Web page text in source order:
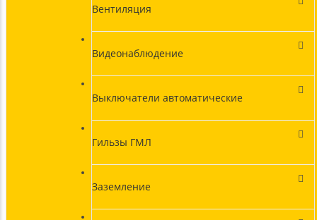
Вентиляция
Видеонаблюдение
Выключатели автоматические
Гильзы ГМЛ
Заземление